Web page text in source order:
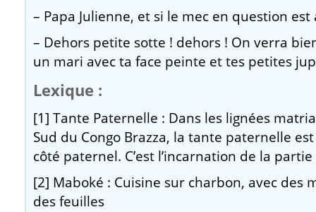
– Papa Julienne, et si le mec en question
– Dehors petite sotte ! dehors ! On verra
un mari avec ta face peinte et tes petites
Lexique :
[1] Tante Paternelle : Dans les lignées
Sud du Congo Brazza, la tante paternelle
côté paternel. C’est l’incarnation de la
[2] Maboké : Cuisine sur charbon, avec des
des feuilles